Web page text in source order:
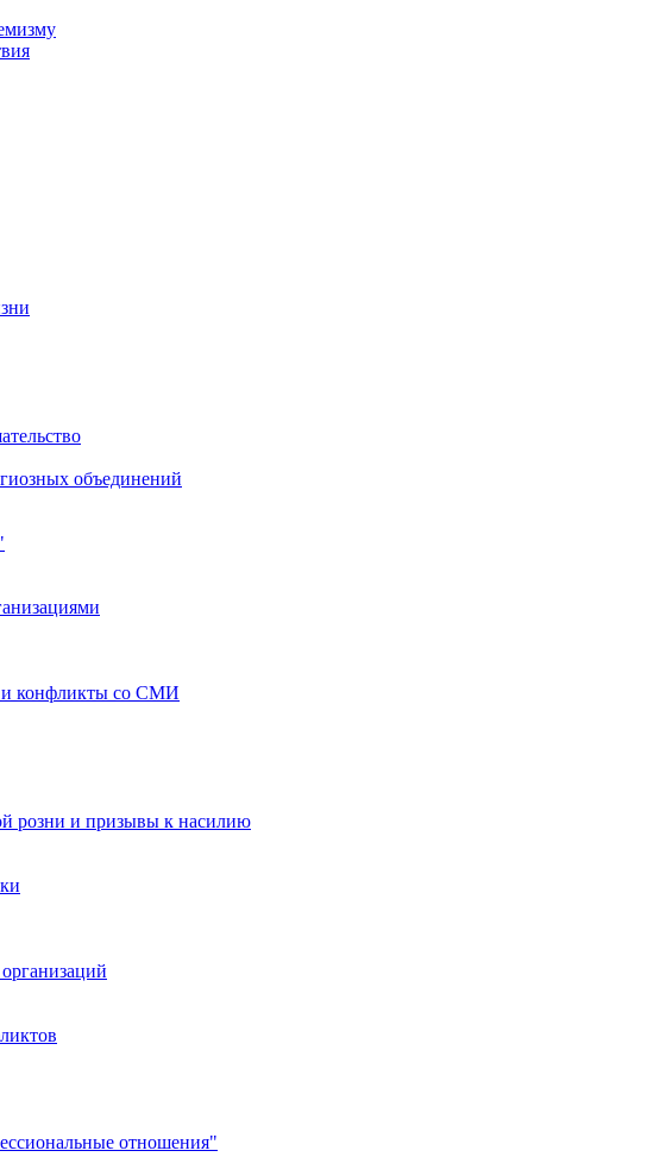
объединений
и конфликты со СМИ
розни и призывы к насилию
отношения"